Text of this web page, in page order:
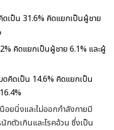
เป็น 31.6% คิดแยกเป็นผู้ชาย
คิดแยกเป็นผู้ชาย 6.1% และผู้
ดคิดเป็น 14.6% คิดแยกเป็น
อยนิ่งและไม่ออกกำลังกายมี
ตัวเกินและโรคอ้วน ซึ่งเป็น